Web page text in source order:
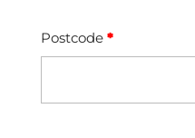
Postcode *